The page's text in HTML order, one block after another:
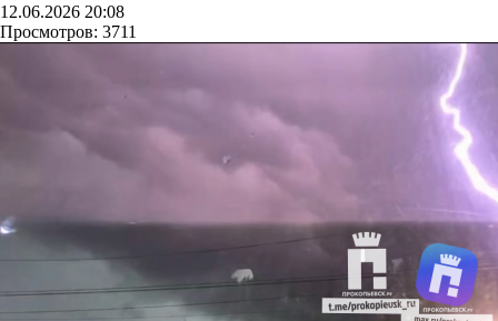
12.06.2026 20:08
Просмотров: 3711